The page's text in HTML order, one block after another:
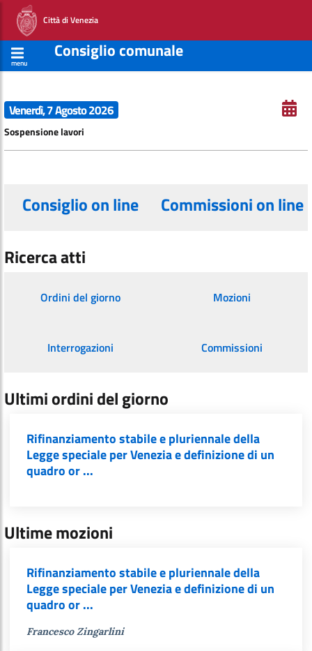
Città di Venezia
menu
Consiglio comunale
Venerdì, 7 Agosto 2026
Sospensione lavori
Consiglio on line Commissioni on line
Ricerca atti
Ordini del giorno Mozioni
Interrogazioni Commissioni
Ultimi ordini del giorno
Rifinanziamento stabile e pluriennale della
Legge speciale per Venezia e definizione di un
quadro or ...
Ultime mozioni
Rifinanziamento stabile e pluriennale della
Legge speciale per Venezia e definizione di un
quadro or ...
Francesco Zingarlini